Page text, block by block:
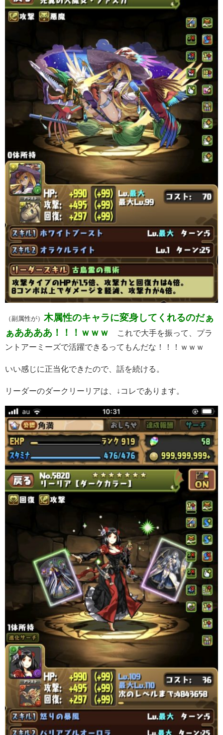
（副属性が） 木属性のキャラに変身してくれるのだぁ
ぁああああ！！！ｗｗｗ
これで大手を振って、プラ
ントアーミーズで活躍できるってもんだな！！！ｗｗｗ
いい感じに正当化できたので、話を続ける。
リーダーのダークリーリアは、↓コレであります。